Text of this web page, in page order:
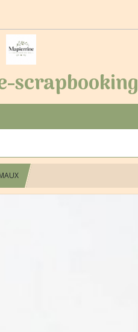
scrapbooking